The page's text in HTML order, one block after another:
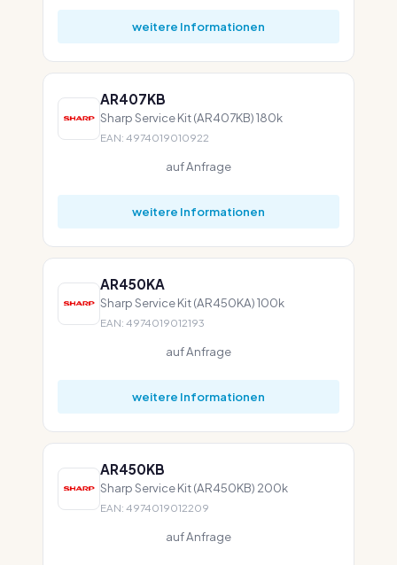
weitere Informationen
AR407KB
Sharp Service Kit (AR407KB) 180k
EAN: 4974019010922
auf Anfrage
weitere Informationen
AR450KA
Sharp Service Kit (AR450KA) 100k
EAN: 4974019012193
auf Anfrage
weitere Informationen
AR450KB
Sharp Service Kit (AR450KB) 200k
EAN: 4974019012209
auf Anfrage